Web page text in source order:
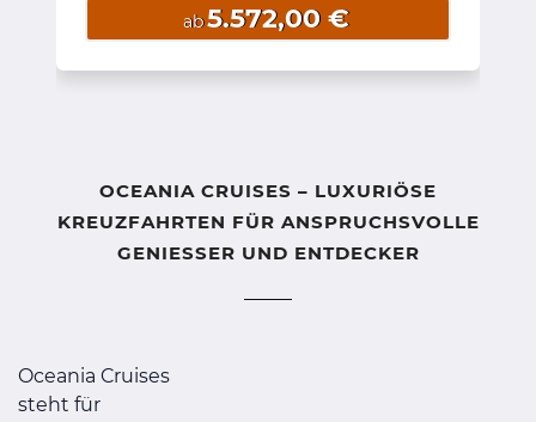
ab5.572,00 €
OCEANIA CRUISES – LUXURIÖSE
KREUZFAHRTEN FÜR ANSPRUCHSVOLLE
GENIESSER UND ENTDECKER
Oceania Cruises
steht für